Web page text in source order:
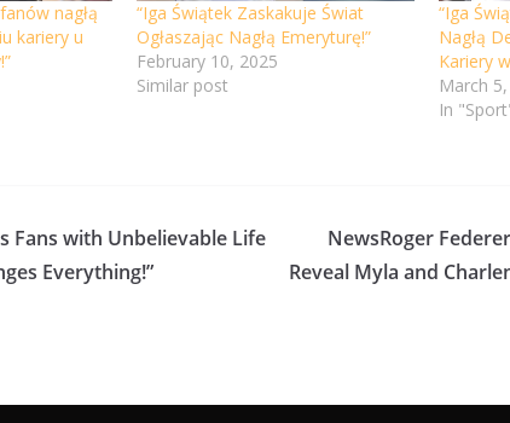
nagłą
kariery u
“Iga Świątek Zaskakuje Świat
Ogłaszając Nagłą Emeryturę!”
February 10, 2025
Similar post
“Iga
Nagłą
Kariery
March
In
Fans with Unbelievable Life
Everything!”
NewsRoger
Reveal Myla and